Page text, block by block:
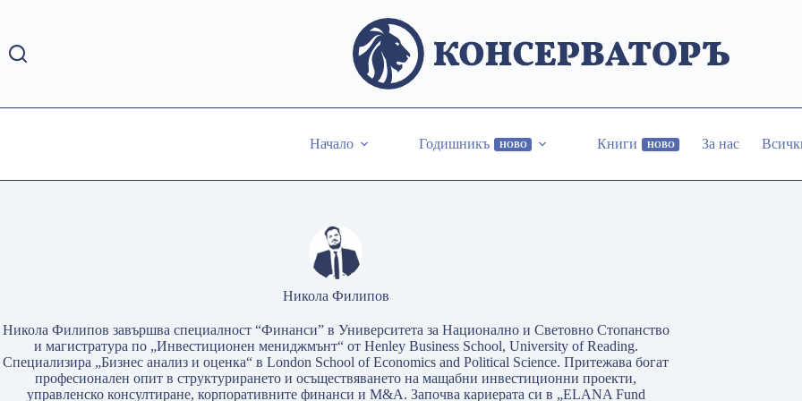
Начало Годишникъ НОВО Книги НОВО За нас
Никола Филипов
Никола Филипов завършва специалност “Финанси” в Университета за Национално и Световно Стопанство
и магистратура по „Инвестиционен мениджмънт“ от Henley Business School, University of Reading.
Специализира „Бизнес анализ и оценка“ в London School of Economics and Political Science. Притежава богат
професионален опит в структурирането и осъществяването на мащабни инвестиционни проекти,
управленско консултиране, корпоративните финанси и M&A. Започва кариерата си в „ELANA Fund